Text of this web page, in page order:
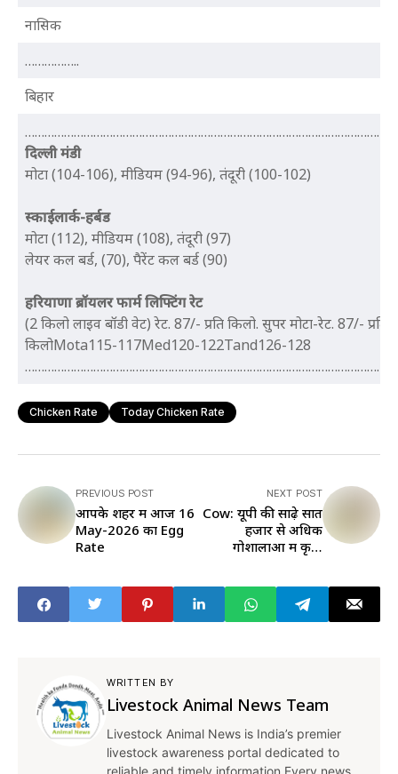
नासिक
……………..
बिहार
…………………………………………………………………………………………………..
दिल्लीमंडी
मोटा (104-106), मीडियम (94-96), तंदूरी (100-102)
स्काईलार्क-हर्बड
मोटा (112), मीडियम (108), तंदूरी (97)
लेयर कल बर्ड, (70), पैरेंट कल बर्ड (90)
हरियाणा ब्रॉयलर फार्म ​लिफ्टिंग रेट
(2 किलो लाइव बॉडी वेट) रेट. 87/- प्रति किलो. सुपर मोटा-रेट. 87/- प्रति
किलोMota115-117Med120-122Tand126-128
…………………………………………………………………………………………………
Chicken Rate Today Chicken Rate
PREVIOUS POST
आपके शहर में आज 16
May-2026 का Egg
Rate
NEXT POST
Cow: यूपी की साढ़े सात
हजार से अधिक
गोशालाओं में कृषि
भी
WRITTEN BY
Livestock Animal News Team
Livestock Animal News is India’s premier
livestock awareness portal dedicated to
reliable and timely information.Every news